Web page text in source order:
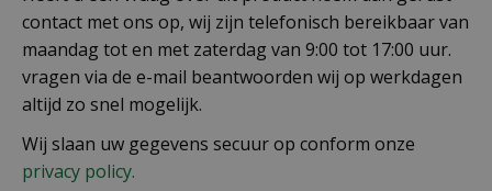
contact met ons op, wij zijn telefonisch bereikbaar van
maandag tot en met zaterdag van 9:00 tot 17:00 uur.
vragen via de e-mail beantwoorden wij op werkdagen
altijd zo snel mogelijk.
Wij slaan uw gegevens secuur op conform onze
privacy policy.